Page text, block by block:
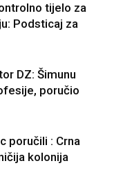
tijelo za
Podsticaj za
DZ: Šimunu
poručio
poručili : Crna
kolonija